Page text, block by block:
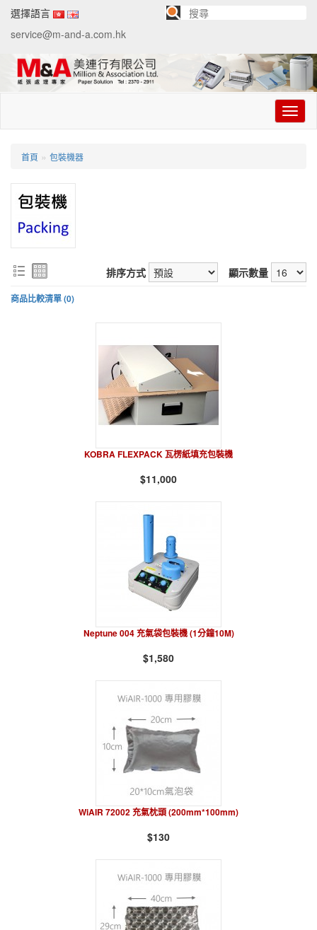
選擇語言
service@m-and-a.com.hk
切
换
首頁 » 包裝機器
顯示數量
排序方式
商品比較清單 (0)
KOBRA FLEXPACK 瓦楞紙填充包裝機
$11,000
Neptune 004 充氣袋包裝機 (1分鐘10M)
$1,580
WiAIR 72002 充氣枕頭 (200mm*100mm)
$130